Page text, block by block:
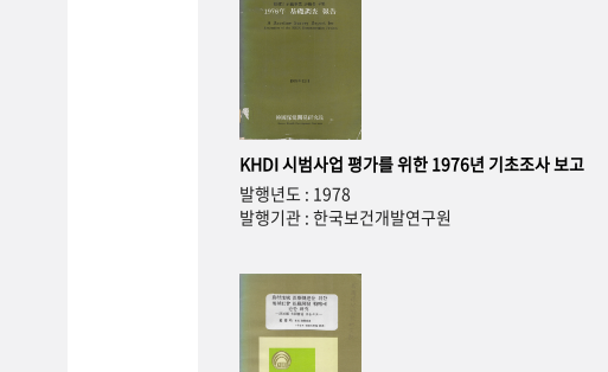
KHDI 시범사업 평가를 위한 1976년 기초조사 보고
발행년도 : 1978
발행기관 : 한국보건개발연구원